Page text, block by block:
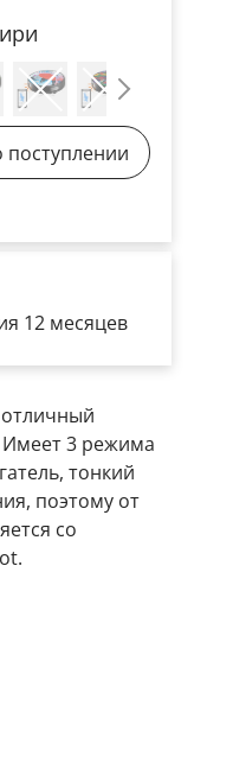
12 месяцев
3 режима
тонкий
поэтому от
со